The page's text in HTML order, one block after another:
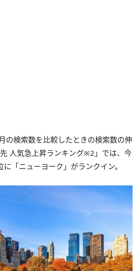
の検索数を比較したときの検索数の伸
人気急上昇ランキング※2」では、今
「ニューヨーク」がランクイン。